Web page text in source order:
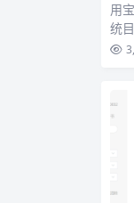
用
统
的